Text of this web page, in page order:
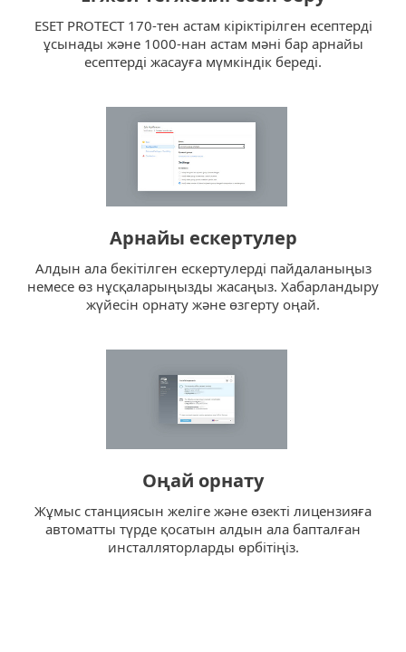
ESET PROTECT 170-тен астам кіріктірілген есептерді
ұсынады және 1000-нан астам мәні бар арнайы
есептерді жасауға мүмкіндік береді.
Арнайы ескертулер
Алдын ала бекітілген ескертулерді пайдаланыңыз
немесе өз нұсқаларыңызды жасаңыз. Хабарландыру
жүйесін орнату және өзгерту оңай.
Оңай орнату
Жұмыс станциясын желіге және өзекті лицензияға
автоматты түрде қосатын алдын ала бапталған
инсталляторларды өрбітіңіз.